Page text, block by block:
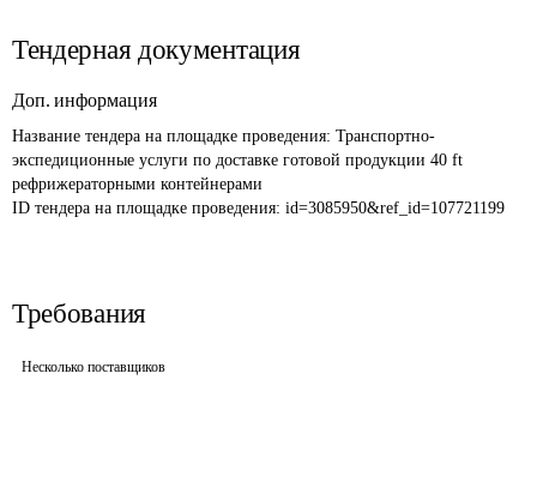
Тендерная документация
Доп. информация
Название тендера на площадке проведения: Транспортно-
экспедиционные услуги по доставке готовой продукции 40 ft
рефрижераторными контейнерами
ID тендера на площадке проведения: id=3085950&ref_id=107721199
Требования
Несколько поставщиков